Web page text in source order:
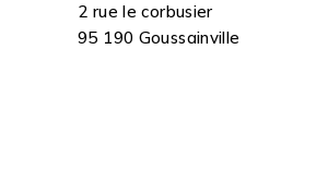
2 rue le corbusier
95 190 Goussainville